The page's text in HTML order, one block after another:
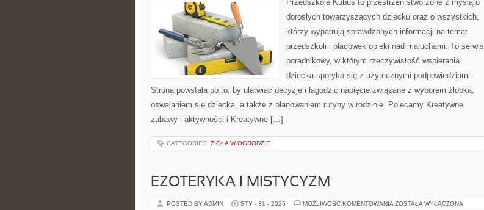
SZKOŁY
Przedszkole Kubuś to przestrzeń stworzone z myślą o
dorosłych towarzyszących dziecku oraz o wszystkich,
którzy wypatrują sprawdzonych informacji na temat
przedszkoli i placówek opieki nad maluchami. To serwis
poradnikowy, w którym rzeczywistość wspierania
dziecka spotyka się z użytecznymi podpowiedziami.
Strona powstała po to, by ułatwiać decyzje i łagodzić napięcie związane z wyborem żłobka,
oswajaniem się dziecka, a także z planowaniem rutyny w rodzinie. Polecamy Kreatywne
zabawy i aktywności i Kreatywne […]
CATEGORIES: ZIOŁA W OGRODZIE
EZOTERYKA I MISTYCYZM
POSTED BY ADMIN STY - 31 - 2026 MOŻLIWOŚĆ KOMENTOWANIA EZOTERYKA
ZOSTAŁA WYŁĄCZONA